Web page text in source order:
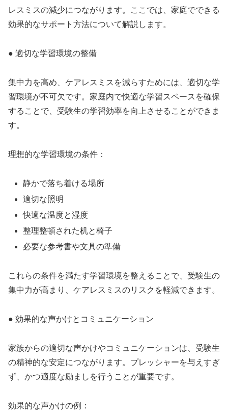
レスミスの減少につながります。ここでは、家庭でできる
効果的なサポート方法について解説します。
● 適切な学習環境の整備
集中力を高め、ケアレスミスを減らすためには、適切な学
習環境が不可欠です。家庭内で快適な学習スペースを確保
することで、受験生の学習効率を向上させることができま
す。
理想的な学習環境の条件：
静かで落ち着ける場所
適切な照明
快適な温度と湿度
整理整頓された机と椅子
必要な参考書や文具の準備
これらの条件を満たす学習環境を整えることで、受験生の
集中力が高まり、ケアレスミスのリスクを軽減できます。
● 効果的な声かけとコミュニケーション
家族からの適切な声かけやコミュニケーションは、受験生
の精神的な安定につながります。プレッシャーを与えすぎ
ず、かつ適度な励ましを行うことが重要です。
効果的な声かけの例：